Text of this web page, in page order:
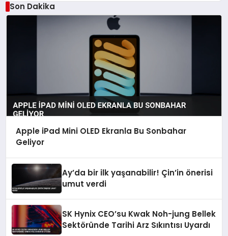
Son Dakika
Apple iPad Mini OLED Ekranla Bu Sonbahar
Geliyor
Ay’da bir ilk yaşanabilir! Çin’in önerisi
umut verdi
SK Hynix CEO’su Kwak Noh-jung Bellek
Sektöründe Tarihi Arz Sıkıntısı Uyardı